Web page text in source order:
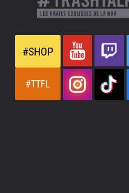
#SHOP
#TTFL